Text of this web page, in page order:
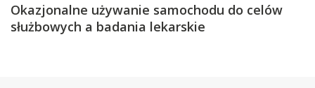
Okazjonalne używanie samochodu do celów
służbowych a badania lekarskie